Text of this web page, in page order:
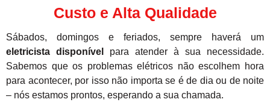
Custo e Alta Qualidade
Sábados, domingos e feriados, sempre haverá um
eletricista disponível
para atender à sua necessidade.
Sabemos que os problemas elétricos não escolhem hora
para acontecer, por isso não importa se é de dia ou de noite
– nós estamos prontos, esperando a sua chamada.